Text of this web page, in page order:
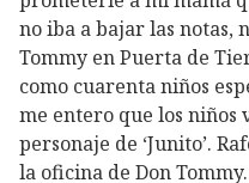
no iba a bajar las notas,
Tommy en Puerta de
como cuarenta niños
me entero que los
personaje de ‘Junito’.
la oficina de Don